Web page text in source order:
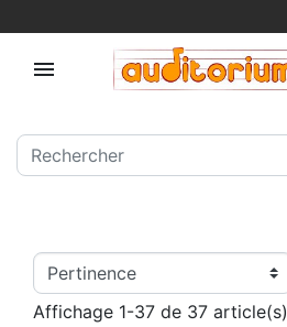

Affichage 1-37 de 37 article(s)